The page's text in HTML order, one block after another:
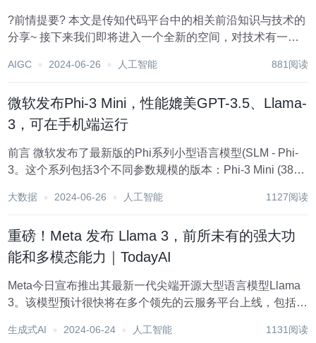
?前情提要? 本文是传知代码平台中的相关前沿知识与技术的
分享~ 接下来我们即将进入一个全新的空间，对技术有一个
以下的内容一定会让你对AI 赋能时代有一个颠覆性的认识
AIGC 2024-06-26 人工智能 881阅读
微软发布Phi-3 Mini，性能媲美GPT-3.5、Llama-
3，可在手机端运行
前言 微软发布了最新版的Phi系列小型语言模型(SLM - Phi-
3。这个系列包括3个不同参数规模的版本：Phi-3 Mini (38亿
。 Phi系列模型是微...
大数据 2024-06-26 人工智能 1127阅读
重磅！Meta 发布 Llama 3，前所未有的强大功
能和多模态能力｜TodayAI
Meta今日宣布推出其最新一代尖端开源大型语言模型Llama
3。该模型预计很快将在多个领先的云服务平台上线，包括
Kaggle、IBM WatsonX、Microsoft A...
生成式AI 2024-06-24 人工智能 1131阅读